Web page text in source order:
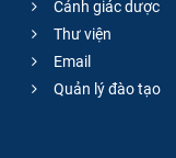
Cảnh giác dược
Thư viện
Email
Quản lý đào tạo